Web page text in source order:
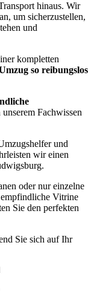
hinaus. Wir
um sicherzustellen,
und
kompletten
so reibungslos
Fachwissen
und
wir einen
oder nur einzelne
Vitrine
Sie den perfekten
Sie sich auf Ihr